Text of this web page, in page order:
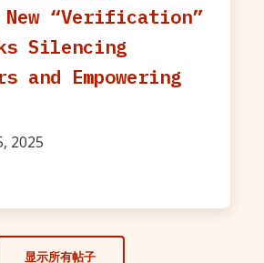
New “Verification”
Silencing
and Empowering
2025
显示所有帖子